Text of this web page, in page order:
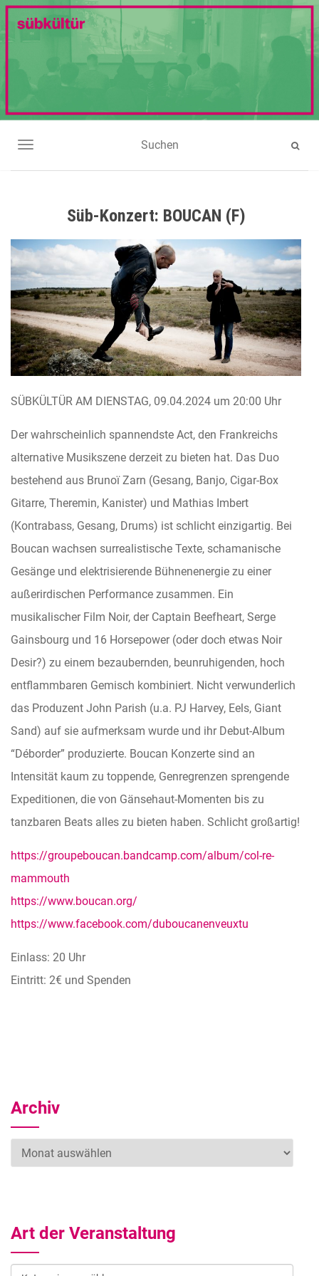
NAVIGATION UMSCHALTEN
Süb-Konzert: BOUCAN (F)
SÜBKÜLTÜR AM DIENSTAG, 09.04.2024 um 20:00 Uhr
Der wahrscheinlich spannendste Act, den Frankreichs
alternative Musikszene derzeit zu bieten hat. Das Duo
bestehend aus Brunoï Zarn (Gesang, Banjo, Cigar-Box
Gitarre, Theremin, Kanister) und Mathias Imbert
(Kontrabass, Gesang, Drums) ist schlicht einzigartig. Bei
Boucan wachsen surrealistische Texte, schamanische
Gesänge und elektrisierende Bühnenenergie zu einer
außerirdischen Performance zusammen. Ein
musikalischer Film Noir, der Captain Beefheart, Serge
Gainsbourg und 16 Horsepower (oder doch etwas Noir
Desir?) zu einem bezaubernden, beunruhigenden, hoch
entflammbaren Gemisch kombiniert. Nicht verwunderlich
das Produzent John Parish (u.a. PJ Harvey, Eels, Giant
Sand) auf sie aufmerksam wurde und ihr Debut-Album
“Déborder” produzierte. Boucan Konzerte sind an
Intensität kaum zu toppende, Genregrenzen sprengende
Expeditionen, die von Gänsehaut-Momenten bis zu
tanzbaren Beats alles zu bieten haben. Schlicht großartig!
https://groupeboucan.bandcamp.com/album/col-re-
mammouth
https://www.boucan.org/
https://www.facebook.com/duboucanenveuxtu
Einlass: 20 Uhr
Eintritt: 2€ und Spenden
Archiv
Archiv
Art der Veranstaltung